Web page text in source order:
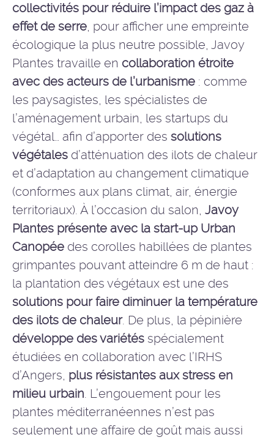
collectivités pour réduire l’impact des gaz à
effet de serre, pour afficher une empreinte
écologique la plus neutre possible, Javoy
Plantes travaille en collaboration étroite
avec des acteurs de l’urbanisme : comme
les paysagistes, les spécialistes de
l’aménagement urbain, les startups du
végétal… afin d’apporter des solutions
végétales d’atténuation des ilots de chaleur
et d’adaptation au changement climatique
(conformes aux plans climat, air, énergie
territoriaux). À l’occasion du salon, Javoy
Plantes présente avec la start-up Urban
Canopée des corolles habillées de plantes
grimpantes pouvant atteindre 6 m de haut :
la plantation des végétaux est une des
solutions pour faire diminuer la température
des ilots de chaleur. De plus, la pépinière
développe des variétés spécialement
étudiées en collaboration avec l’IRHS
d’Angers, plus résistantes aux stress en
milieu urbain. L’engouement pour les
plantes méditerranéennes n’est pas
seulement une affaire de goût mais aussi